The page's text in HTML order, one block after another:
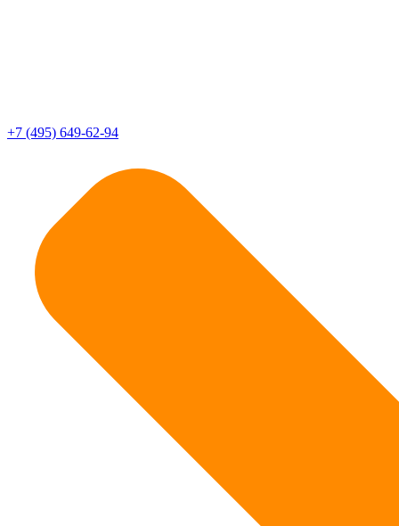
+7 (495) 649-62-94